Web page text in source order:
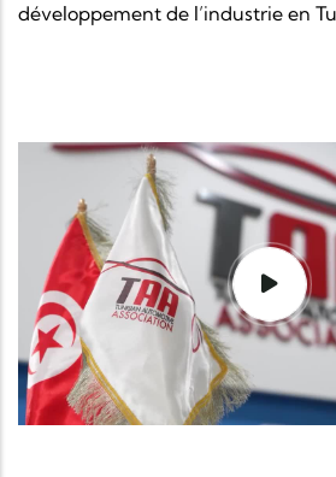
développement de l’industrie en